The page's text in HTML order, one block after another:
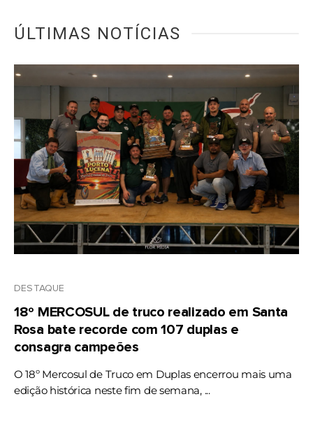
ÚLTIMAS NOTÍCIAS
DESTAQUE
18º MERCOSUL de truco realizado em Santa
Rosa bate recorde com 107 duplas e
consagra campeões
O 18º Mercosul de Truco em Duplas encerrou mais uma
edição histórica neste fim de semana, ...